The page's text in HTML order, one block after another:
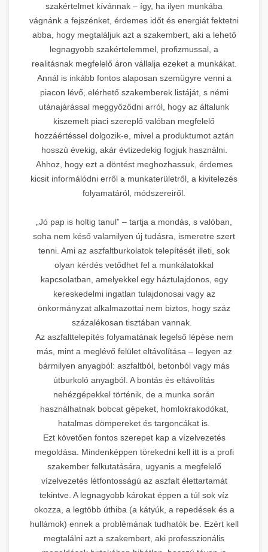
szakértelmet kívánnak – így, ha ilyen munkába
vágnánk a fejszénket, érdemes időt és energiát fektetni
abba, hogy megtaláljuk azt a szakembert, aki a lehető
legnagyobb szakértelemmel, profizmussal, a
realitásnak megfelelő áron vállalja ezeket a munkákat.
Annál is inkább fontos alaposan szemügyre venni a
piacon lévő, elérhető szakemberek listáját, s némi
utánajárással meggyőződni arról, hogy az általunk
kiszemelt piaci szereplő valóban megfelelő
hozzáértéssel dolgozik-e, mivel a produktumot aztán
hosszú évekig, akár évtizedekig fogjuk használni.
Ahhoz, hogy ezt a döntést meghozhassuk, érdemes
kicsit informálódni erről a munkaterületről, a kivitelezés
folyamatáról, módszereiről.
„Jó pap is holtig tanul” – tartja a mondás, s valóban,
soha nem késő valamilyen új tudásra, ismeretre szert
tenni. Ami az aszfaltburkolatok telepítését illeti, sok
olyan kérdés vetődhet fel a munkálatokkal
kapcsolatban, amelyekkel egy háztulajdonos, egy
kereskedelmi ingatlan tulajdonosai vagy az
önkormányzat alkalmazottai nem biztos, hogy száz
százalékosan tisztában vannak.
Az aszfalttelepítés folyamatának legelső lépése nem
más, mint a meglévő felület eltávolítása – legyen az
bármilyen anyagból: aszfaltból, betonból vagy más
útburkoló anyagból. A bontás és eltávolítás
nehézgépekkel történik, de a munka során
használhatnak bobcat gépeket, homlokrakodókat,
hatalmas dömpereket és targoncákat is.
Ezt követően fontos szerepet kap a vízelvezetés
megoldása. Mindenképpen törekedni kell itt is a profi
szakember felkutatására, ugyanis a megfelelő
vízelvezetés létfontosságú az aszfalt élettartamát
tekintve. A legnagyobb károkat éppen a túl sok víz
okozza, a legtöbb úthiba (a kátyúk, a repedések és a
hullámok) ennek a problémának tudhatók be. Ezért kell
megtalálni azt a szakembert, aki professzionális